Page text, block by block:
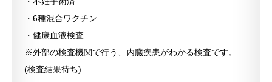
・6種混合ワクチン
・健康血液検査
※外部の検査機関で行う、内臓疾患がわかる検査です。
(検査結果待ち)